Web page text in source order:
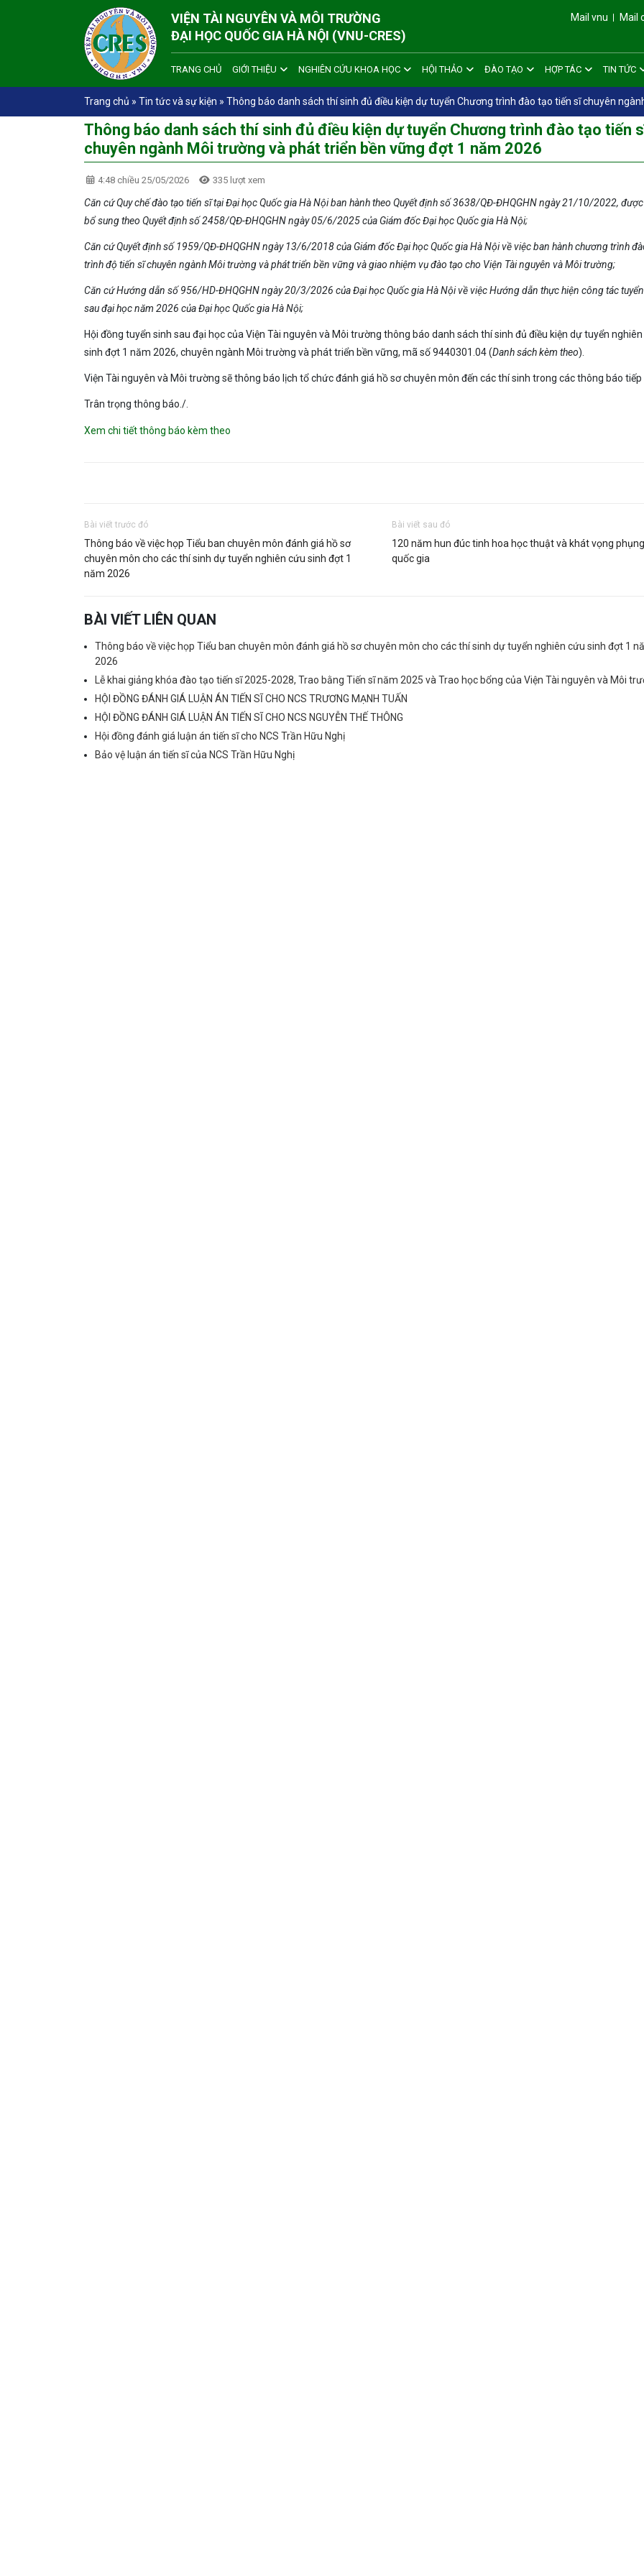
VIỆN TÀI NGUYÊN VÀ MÔI TRƯỜNG
ĐẠI HỌC QUỐC GIA HÀ NỘI (VNU-CRES)
Mail vnu Mail
TRANG CHỦ GIỚI THIỆU NGHIÊN CỨU KHOA HỌC HỘI THẢO ĐÀO TẠO HỢP TÁC TIN TỨC
Trang chủ » Tin tức và sự kiện » Thông báo danh sách thí sinh đủ điều kiện dự tuyển Chương trình đào tạo tiến sĩ chuyên
Thông báo danh sách thí sinh đủ điều kiện dự tuyển Chương trình đào tạo tiến
chuyên ngành Môi trường và phát triển bền vững đợt 1 năm 2026
4:48 chiều 25/05/2026 335 lượt xem
Căn cứ Quy chế đào tạo tiến sĩ tại Đại học Quốc gia Hà Nội ban hành theo Quyết định số 3638/QĐ-ĐHQGHN ngày 21/10/2022,
bổ sung theo Quyết định số 2458/QĐ-ĐHQGHN ngày 05/6/2025 của Giám đốc Đại học Quốc gia Hà Nội;
Căn cứ Quyết định số 1959/QĐ-ĐHQGHN ngày 13/6/2018 của Giám đốc Đại học Quốc gia Hà Nội về việc ban hành chương trình
trình độ tiến sĩ chuyên ngành Môi trường và phát triển bền vững và giao nhiệm vụ đào tạo cho Viện Tài nguyên và Môi trường;
Căn cứ Hướng dẫn số956/HD-ĐHQGHN ngày20/3/2026 của Đại học Quốc gia Hà Nộivề việc Hướng dẫn thực hiện công tác
sau đại học năm 2026 củaĐại học Quốc gia Hà Nội;
Hội đồng tuyển sinh sau đại học của Viện Tài nguyên và Môi trường thông báo danh sách thí sinh đủ điều kiện dự tuyển
sinh đợt 1 năm 2026, chuyên ngành Môi trường và phát triển bền vững, mã số 9440301.04 (Danh sách kèm theo).
Viện Tài nguyên và Môi trường sẽ thông báo lịch tổ chức đánh giá hồ sơ chuyên môn đến các thí sinh trong các thông báo tiếp
Trân trọng thông báo./.
Xem chi tiết thông báo kèm theo
Bài viết trước đó
Thông báo về việc họp Tiểu ban chuyên môn đánh giá hồ sơ
chuyên môn cho các thí sinh dự tuyển nghiên cứu sinh đợt 1
năm 2026
Bài viết sau đó
120 năm hun đúc tinh hoa học thuật và khát vọng
quốc gia
BÀI VIẾT LIÊN QUAN
Thông báo về việc họp Tiểu ban chuyên môn đánh giá hồ sơ chuyên môn cho các thí sinh dự tuyển nghiên cứu sinh đợt 1
2026
Lễ khai giảng khóa đào tạo tiến sĩ 2025-2028, Trao bằng Tiến sĩ năm 2025 và Trao học bổng của Viện Tài nguyên và Môi
HỘI ĐỒNG ĐÁNH GIÁ LUẬN ÁN TIẾN SĨ CHO NCS TRƯƠNG MẠNH TUẤN
HỘI ĐỒNG ĐÁNH GIÁ LUẬN ÁN TIẾN SĨ CHO NCS NGUYỄN THẾ THÔNG
Hội đồng đánh giá luận án tiến sĩ cho NCS Trần Hữu Nghị
Bảo vệ luận án tiến sĩ của NCS Trần Hữu Nghị